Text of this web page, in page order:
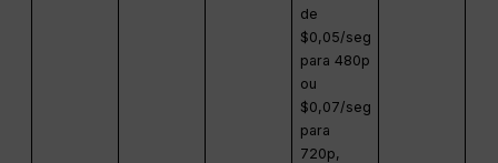
de
$0,05/seg
para 480p
ou
$0,07/seg
para
720p,